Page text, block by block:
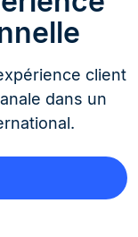
client
dans un